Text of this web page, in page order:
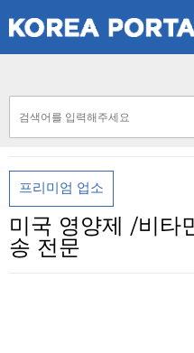
프리미엄 업소
미국 영양제 /비타
송 전문